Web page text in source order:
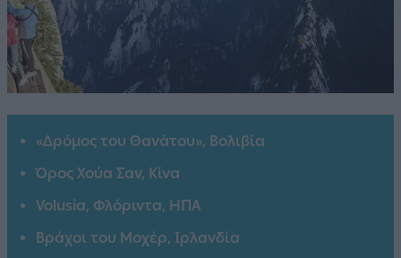
«Δρόμος του Θανάτου», Βολιβία
Όρος Χούα Σαν, Κίνα
Volusia, Φλόριντα, ΗΠΑ
Βράχοι του Μοχέρ, Ιρλανδία